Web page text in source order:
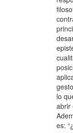
lo
abrir
es: